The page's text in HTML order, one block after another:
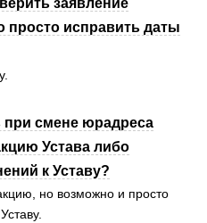
заявление
просто исправить даты
при смене юрадреса
Устава либо
к Уставу?
но возможно и просто